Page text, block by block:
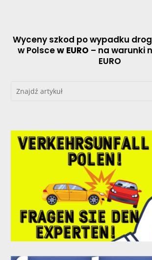
Wyceny szkod po wypadku
w Polscew EURO – na warunki
EURO